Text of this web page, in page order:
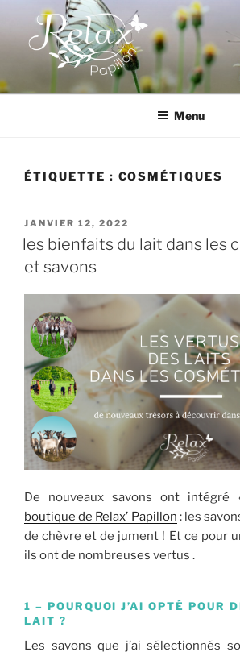
contenu
RELAX PAPILLON
Menu
ÉTIQUETTE : COSMÉTIQUES
PUBLIÉ
LE
JANVIER 12, 2022
les bienfaits du lait dans les
et savons
De nouveaux savons ont
boutique de Relax’ Papillon : les
de chèvre et de jument ! Et ce pour
ils ont de nombreuses vertus .
1 – POURQUOI J’AI OPTÉ POUR
LAIT ?
Les savons que j’ai sélectionnés